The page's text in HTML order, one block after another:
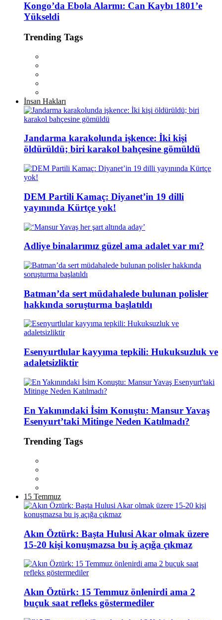
Kongo’da Ebola Alarmı: Can Kaybı 1801’e
Yükseldi
Trending Tags
İnsan Hakları
Jandarma karakolunda işkence: İki kişi
öldürüldü; biri karakol bahçesine gömüldü
DEM Partili Kamaç: Diyanet’in 19 dilli
yayınında Kürtçe yok!
Adliye binalarımız güzel ama adalet var mı?
Batman’da sert müdahalede bulunan polisler
hakkında soruşturma başlatıldı
Esenyurtlular kayyıma tepkili: Hukuksuzluk ve
adaletsizliktir
En Yakınındaki İsim Konuştu: Mansur Yavaş
Esenyurt’taki Mitinge Neden Katılmadı?
Trending Tags
15 Temmuz
Akın Öztürk: Başta Hulusi Akar olmak üzere
15-20 kişi konuşmazsa bu iş açığa çıkmaz
Akın Öztürk: 15 Temmuz önlenirdi ama 2
buçuk saat refleks göstermediler